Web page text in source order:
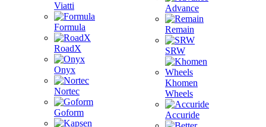
Viatti
Formula
RoadX
Onyx
Nortec
Goform
Advance
Remain
SRW
Khomen
Wheels
Accuride